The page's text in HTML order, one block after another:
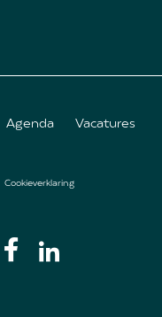
Agenda
Vacatures
Cookieverklaring